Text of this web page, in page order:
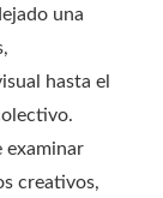
una
hasta el
examinar
creativos,